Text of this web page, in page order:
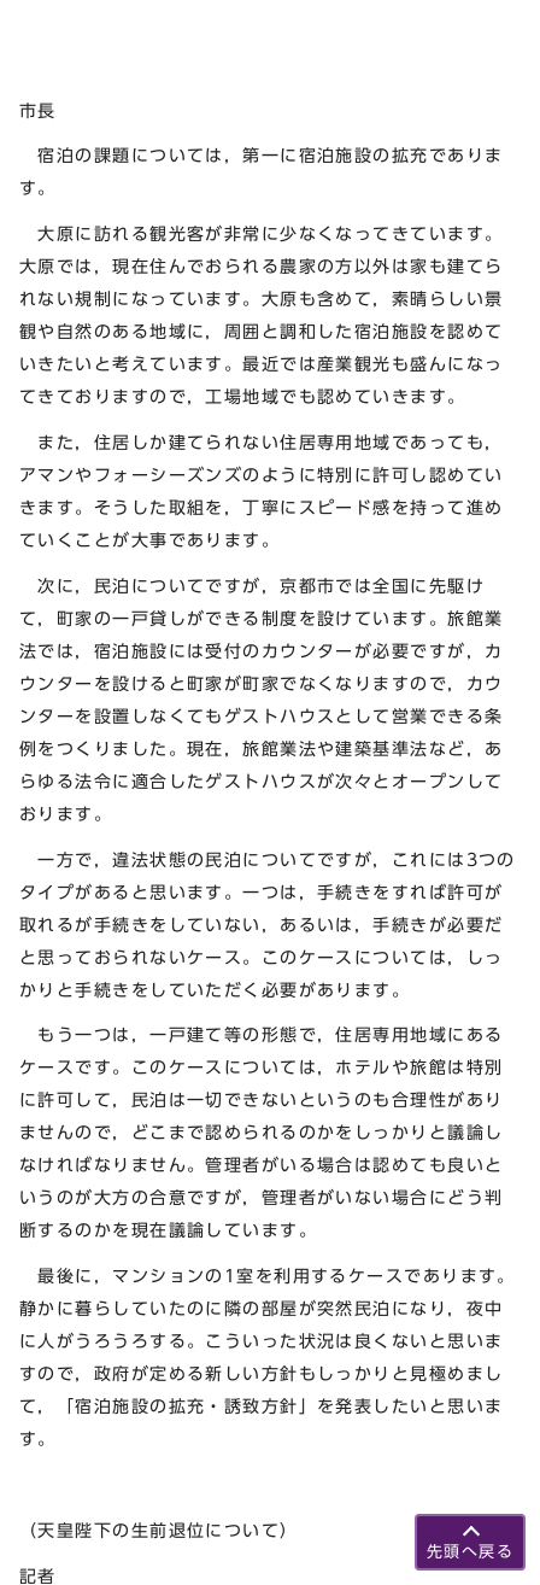
市長
宿泊の課題については，第一に宿泊施設の拡充でありま
す。
大原に訪れる観光客が非常に少なくなってきています。
大原では，現在住んでおられる農家の方以外は家も建てら
れない規制になっています。大原も含めて，素晴らしい景
観や自然のある地域に，周囲と調和した宿泊施設を認めて
いきたいと考えています。最近では産業観光も盛んになっ
てきておりますので，工場地域でも認めていきます。
また，住居しか建てられない住居専用地域であっても，
アマンやフォーシーズンズのように特別に許可し認めてい
きます。そうした取組を，丁寧にスピード感を持って進め
ていくことが大事であります。
次に，民泊についてですが，京都市では全国に先駆け
て，町家の一戸貸しができる制度を設けています。旅館業
法では，宿泊施設には受付のカウンターが必要ですが，カ
ウンターを設けると町家が町家でなくなりますので，カウ
ンターを設置しなくてもゲストハウスとして営業できる条
例をつくりました。現在，旅館業法や建築基準法など，あ
らゆる法令に適合したゲストハウスが次々とオープンして
おります。
一方で，違法状態の民泊についてですが，これには3つの
タイプがあると思います。一つは，手続きをすれば許可が
取れるが手続きをしていない，あるいは，手続きが必要だ
と思っておられないケース。このケースについては，しっ
かりと手続きをしていただく必要があります。
もう一つは，一戸建て等の形態で，住居専用地域にある
ケースです。このケースについては，ホテルや旅館は特別
に許可して，民泊は一切できないというのも合理性があり
ませんので，どこまで認められるのかをしっかりと議論し
なければなりません。管理者がいる場合は認めても良いと
いうのが大方の合意ですが，管理者がいない場合にどう判
断するのかを現在議論しています。
最後に，マンションの1室を利用するケースであります。
静かに暮らしていたのに隣の部屋が突然民泊になり，夜中
に人がうろうろする。こういった状況は良くないと思いま
すので，政府が定める新しい方針もしっかりと見極めまし
て，「宿泊施設の拡充・誘致方針」を発表したいと思いま
す。
（天皇陛下の生前退位について）
記者
先頭へ戻る